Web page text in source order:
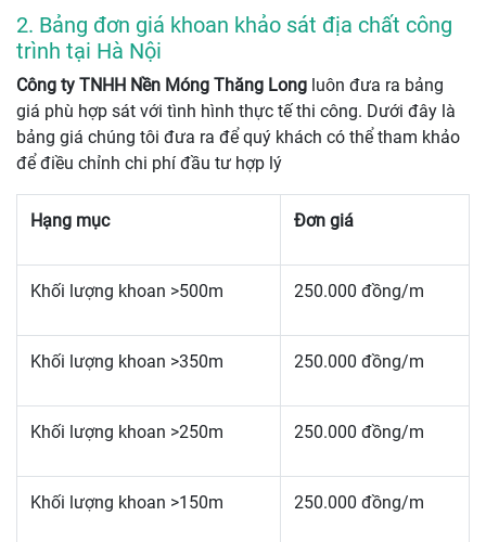
2. Bảng đơn giá khoan khảo sát địa chất công
trình tại Hà Nội
Công ty TNHH Nền Móng Thăng Long luôn đưa ra bảng
giá phù hợp sát với tình hình thực tế thi công. Dưới đây là
bảng giá chúng tôi đưa ra để quý khách có thể tham khảo
để điều chỉnh chi phí đầu tư hợp lý
Hạng mục Đơn giá
Khối lượng khoan >500m 250.000 đồng/m
Khối lượng khoan >350m 250.000 đồng/m
Khối lượng khoan >250m 250.000 đồng/m
Khối lượng khoan >150m 250.000 đồng/m